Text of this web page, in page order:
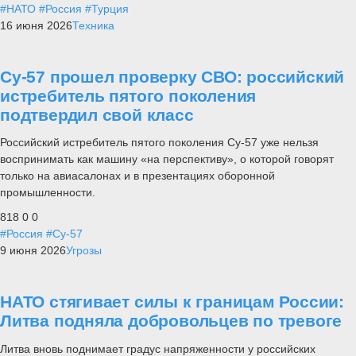
#НАТО #Россия #Турция
16 июня 2026Техника
Су-57 прошел проверку СВО: российский
истребитель пятого поколения
подтвердил свой класс
Российский истребитель пятого поколения Су-57 уже нельзя
воспринимать как машину «на перспективу», о которой говорят
только на авиасалонах и в презентациях оборонной
промышленности.
818 0 0
#Россия #Су-57
9 июня 2026Угрозы
НАТО стягивает силы к границам России:
Литва подняла добровольцев по тревоге
Литва вновь поднимает градус напряженности у российских